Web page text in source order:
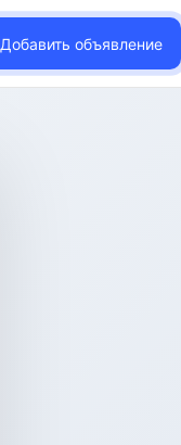
Добавить объявление